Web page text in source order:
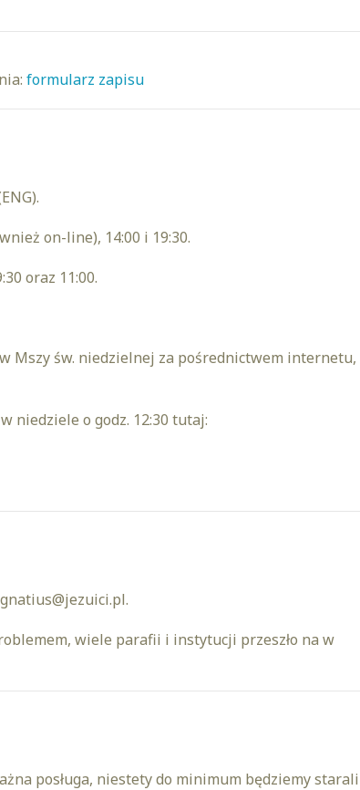
formularz zapisu
on-line), 14:00 i 19:30.
oraz 11:00.
Mszy św. niedzielnej za pośrednictwem internetu,
niedziele o godz. 12:30 tutaj:
wiele parafii i instytucji przeszło na w
posługa, niestety do minimum będziemy starali